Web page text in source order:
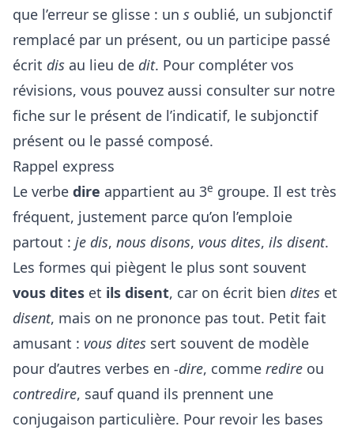
que l’erreur se glisse : un s oublié, un subjonctif
remplacé par un présent, ou un participe passé
écrit dis au lieu de dit. Pour compléter vos
révisions, vous pouvez aussi consulter sur notre
fiche sur le présent de l’indicatif, le subjonctif
présent ou le passé composé.
Rappel express
Le verbe dire appartient au 3e groupe. Il est très
fréquent, justement parce qu’on l’emploie
partout : je dis, nous disons, vous dites, ils disent.
Les formes qui piègent le plus sont souvent
vous dites et ils disent, car on écrit bien dites et
disent, mais on ne prononce pas tout. Petit fait
amusant : vous dites sert souvent de modèle
pour d’autres verbes en -dire, comme redire ou
contredire, sauf quand ils prennent une
conjugaison particulière. Pour revoir les bases